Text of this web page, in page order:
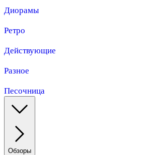
Диорамы
Ретро
Действующие
Разное
Песочница
Обзоры